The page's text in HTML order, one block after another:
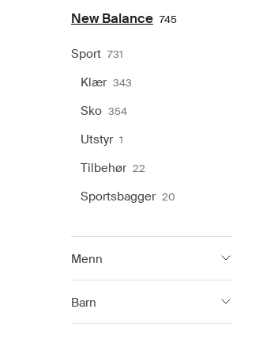
New Balance 745
Sport 731
Klær 343
Sko 354
Utstyr 1
Tilbehør 22
Sportsbagger 20
Menn
Barn